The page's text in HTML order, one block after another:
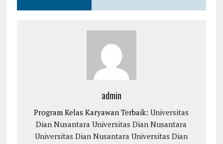
admin
Program Kelas Karyawan Terbaik:Universitas
Dian Nusantara Universitas Dian Nusantara
Universitas Dian Nusantara Universitas Dian